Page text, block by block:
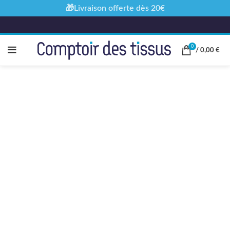
0
/ 0,00 €
🎁Livraison offerte dès 20€